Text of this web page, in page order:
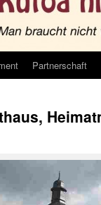
Partnerschaft